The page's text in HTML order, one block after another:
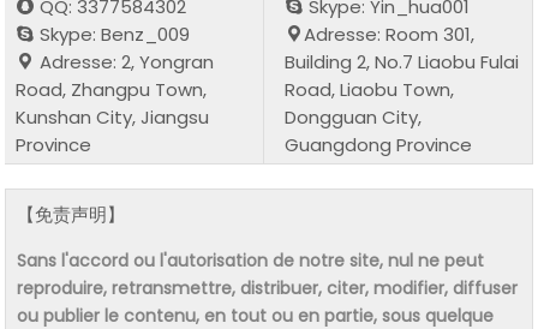
QQ: 3377584302
Skype: Benz_009
Adresse: 2, Yongran
Road, Zhangpu Town,
Kunshan City, Jiangsu
Province
Skype: Yin_hua001
Adresse: Room 301,
Building 2, No.7 Liaobu Fulai
Road, Liaobu Town,
Dongguan City,
Guangdong Province
【免责声明】
Sans l'accord ou l'autorisation de notre site, nul ne peut
reproduire, retransmettre, distribuer, citer, modifier, diffuser
ou publier le contenu, en tout ou en partie, sous quelque